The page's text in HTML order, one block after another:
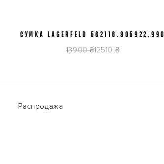
СУМКА LAGERFELD 562116.805922.990
13900 ₴12510 ₴
Распродажа